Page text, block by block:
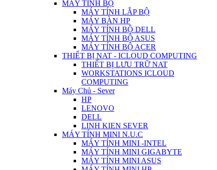
MÁY TÍNH BỘ
MÁY TÍNH LẮP BỘ
MÁY BÀN HP
MÁY TÍNH BỘ DELL
MÁY TÍNH BỘ ASUS
MÁY TÍNH BỘ ACER
THIẾT BỊ NAT - ICLOUD COMPUTING
THIẾT BỊ LƯU TRỮ NAT
WORKSTATIONS ICLOUD
COMPUTING
Máy Chủ - Sever
HP
LENOVO
DELL
LINH KIEN SEVER
MÁY TÍNH MINI N.U.C
MÁY TÍNH MINI -INTEL
MÁY TÍNH MINI GIGABYTE
MÁY TÍNH MINI ASUS